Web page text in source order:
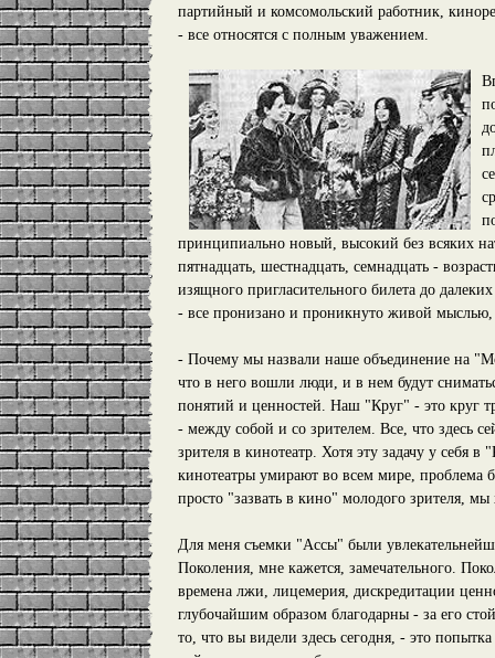
партийный и комсомольский работник,
- все относятся с полным уважением.
принципиально новый, высокий без всяких
пятнадцать, шестнадцать, семнадцать -
изящного пригласительного билета до
- все пронизано и проникнуто живой
- Почему мы назвали наше объединение на
что в него вошли люди, и в нем будут
понятий и ценностей. Наш "Круг" - это круг
- между собой и со зрителем. Все, что здесь
зрителя в кинотеатр. Хотя эту задачу у себя
кинотеатры умирают во всем мире, проблема
просто "зазвать в кино" молодого зрителя,
Для меня съемки "Ассы" были
Поколения, мне кажется, замечательного.
времена лжи, лицемерия, дискредитации
глубочайшим образом благодарны - за его
то, что вы видели здесь сегодня, - это